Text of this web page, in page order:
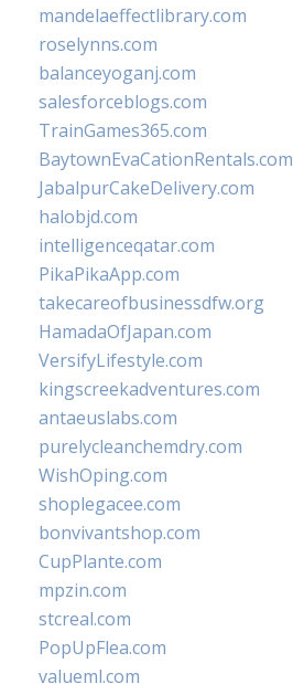
mandelaeffectlibrary.com
roselynns.com
balanceyoganj.com
salesforceblogs.com
TrainGames365.com
BaytownEvaCationRentals.com
JabalpurCakeDelivery.com
halobjd.com
intelligenceqatar.com
PikaPikaApp.com
takecareofbusinessdfw.org
HamadaOfJapan.com
VersifyLifestyle.com
kingscreekadventures.com
antaeuslabs.com
purelycleanchemdry.com
WishOping.com
shoplegacee.com
bonvivantshop.com
CupPlante.com
mpzin.com
stcreal.com
PopUpFlea.com
valueml.com